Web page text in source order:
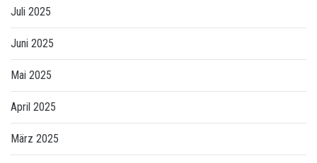
Juli 2025
Juni 2025
Mai 2025
April 2025
März 2025